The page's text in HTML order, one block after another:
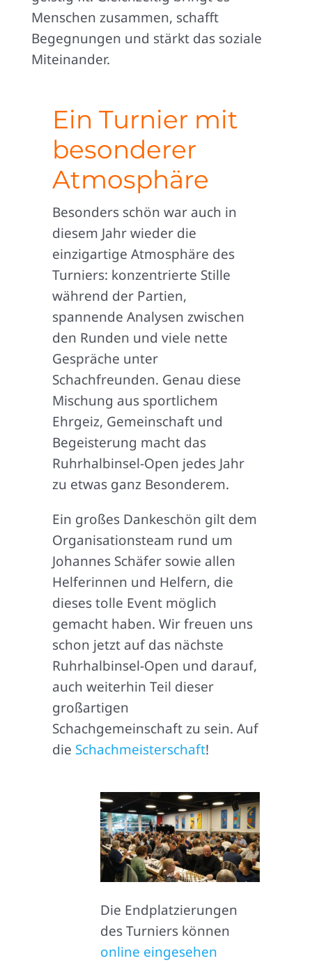
Menschen zusammen, schafft
Begegnungen und stärkt das soziale
Miteinander.
Ein Turnier mit
besonderer
Atmosphäre
Besonders schön war auch in
diesem Jahr wieder die
einzigartige Atmosphäre des
Turniers: konzentrierte Stille
während der Partien,
spannende Analysen zwischen
den Runden und viele nette
Gespräche unter
Schachfreunden. Genau diese
Mischung aus sportlichem
Ehrgeiz, Gemeinschaft und
Begeisterung macht das
Ruhrhalbinsel-Open jedes Jahr
zu etwas ganz Besonderem.
Ein großes Dankeschön gilt dem
Organisationsteam rund um
Johannes Schäfer sowie allen
Helferinnen und Helfern, die
dieses tolle Event möglich
gemacht haben. Wir freuen uns
schon jetzt auf das nächste
Ruhrhalbinsel-Open und darauf,
auch weiterhin Teil dieser
großartigen
Schachgemeinschaft zu sein. Auf
die Schachmeisterschaft!
Die Endplatzierungen
des Turniers können
online eingesehen